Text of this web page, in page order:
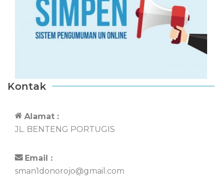
Kontak
Alamat :
JL. BENTENG PORTUGIS
Email :
sman1donorojo@gmail.com